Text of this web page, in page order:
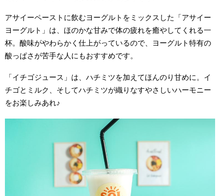
アサイーペーストに飲むヨーグルトをミックスした「アサイー
ヨーグルト」は、ほのかな甘みで体の疲れを癒やしてくれる一
杯。酸味がやわらかく仕上がっているので、ヨーグルト特有の
酸っぱさが苦手な人にもおすすめです。
「イチゴジュース」は、ハチミツを加えてほんのり甘めに。イ
チゴとミルク、そしてハチミツが織りなすやさしいハーモニー
をお楽しみあれ♪